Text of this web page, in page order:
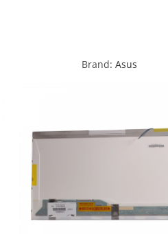
Brand: Asus